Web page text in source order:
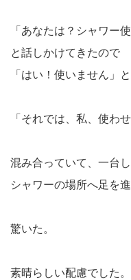
「あなたは？シャワー
と話しかけてきたので
「はい！使いません」
「それでは、私、使わ
混み合っていて、一台
シャワーの場所へ足を
驚いた。
素晴らしい配慮でした。